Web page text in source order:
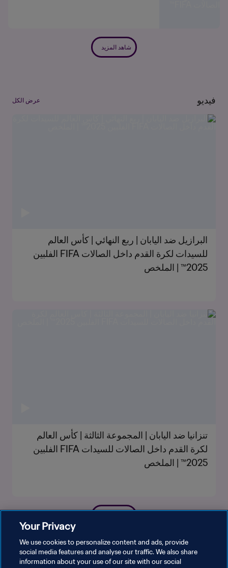
شاهد المزيد
فيديو عرض الكل
البرازيل ضد اليابان | ربع النهائي | كأس العالم
للسيدات لكرة القدم داخل الصالات FIFA الفلبين
2025™ | الملخص
تنزانيا ضد اليابان | المجموعة الثالثة | كأس العالم
لكرة القدم داخل الصالات للسيدات FIFA الفلبين
2025™ | الملخص
Your Privacy
We use cookies to personalize content and ads, provide
social media features and analyse our traffic. We also share
information about your use of our site with our social